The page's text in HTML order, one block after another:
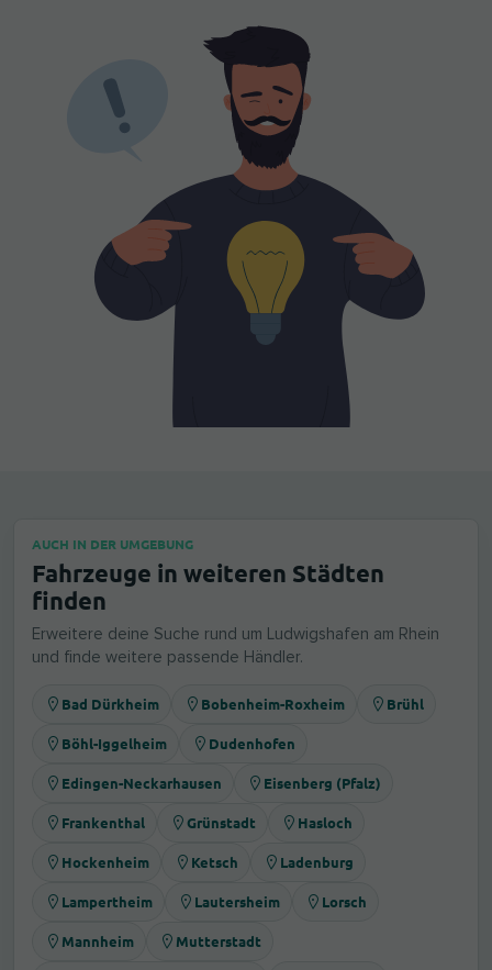
AUCH IN DER UMGEBUNG
Fahrzeuge in weiteren Städten
finden
Erweitere deine Suche rund um Ludwigshafen am Rhein
und finde weitere passende Händler.
Bad Dürkheim Bobenheim-Roxheim Brühl
Böhl-Iggelheim Dudenhofen
Edingen-Neckarhausen Eisenberg (Pfalz)
Frankenthal Grünstadt Hasloch
Hockenheim Ketsch Ladenburg
Lampertheim Lautersheim Lorsch
Mannheim Mutterstadt